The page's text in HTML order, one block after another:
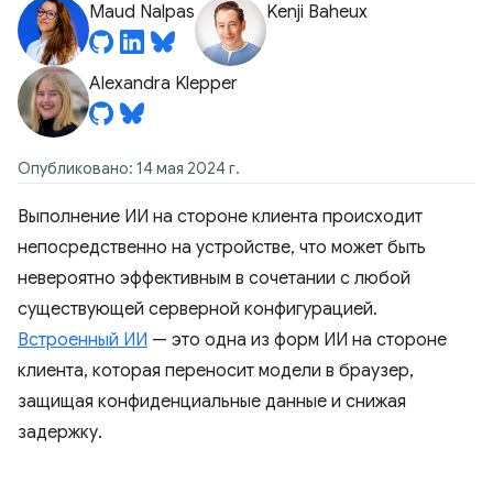
Maud Nalpas Kenji Baheux
Alexandra Klepper
Опубликовано: 14 мая 2024 г.
Выполнение ИИ на стороне клиента происходит
непосредственно на устройстве, что может быть
невероятно эффективным в сочетании с любой
существующей серверной конфигурацией.
Встроенный ИИ — это одна из форм ИИ на стороне
клиента, которая переносит модели в браузер,
защищая конфиденциальные данные и снижая
задержку.